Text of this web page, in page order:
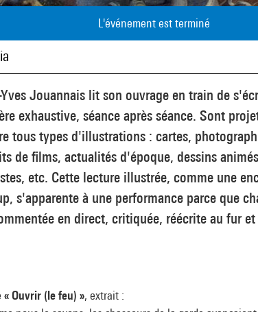
L'événement est terminé
Jouannais lit son ouvrage en train de
exhaustive, séance après séance. Sont
tous types d'illustrations : cartes,
de films, actualités d'époque, dessins
etc. Cette lecture illustrée, comme une
s'apparente à une performance parce que
en direct, critiquée, réécrite au fur et
« Ouvrir (le feu) », extrait :